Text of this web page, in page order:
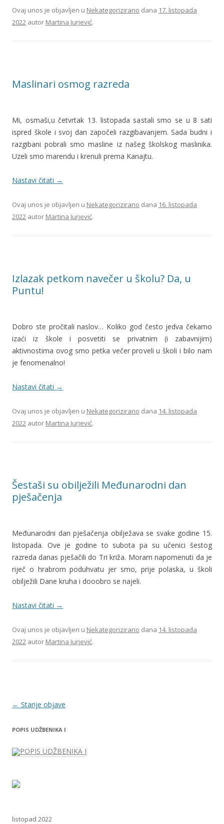
Ovaj unos je objavljen u Nekategorizirano dana 17. listopada
2022 autor Martina Jurjević.
Maslinari osmog razreda
Mi, osmaši,u četvrtak 13. listopada sastali smo se u 8 sati
ispred škole i svoj dan započeli razgibavanjem. Sada budni i
razgibani pobrali smo masline iz našeg školskog maslinika.
Uzeli smo marendu i krenuli prema Kanajtu.
Nastavi čitati →
Ovaj unos je objavljen u Nekategorizirano dana 16. listopada
2022 autor Martina Jurjević.
Izlazak petkom navečer u školu? Da, u
Puntu!
Dobro ste pročitali naslov… Koliko god često jedva čekamo
izaći iz škole i posvetiti se privatnim (i zabavnijim)
aktivnostima ovog smo petka večer proveli u školi i bilo nam
je fenomenalno!
Nastavi čitati →
Ovaj unos je objavljen u Nekategorizirano dana 14. listopada
2022 autor Martina Jurjević.
Šestaši su obilježili Međunarodni dan
pješačenja
Međunarodni dan pješačenja obilježava se svake godine 15.
listopada. Ove je godine to subota pa su učenici šestog
razreda danas pješačili do Tri križa. Moram napomenuti da je
riječ o hrabrom poduhvatu jer smo, prije polaska, u školi
obilježili Dane kruha i dooobro se najeli.
Nastavi čitati →
Ovaj unos je objavljen u Nekategorizirano dana 14. listopada
2022 autor Martina Jurjević.
Navigacija
← Starije objave
POPIS UDŽBENIKA I
listopad 2022